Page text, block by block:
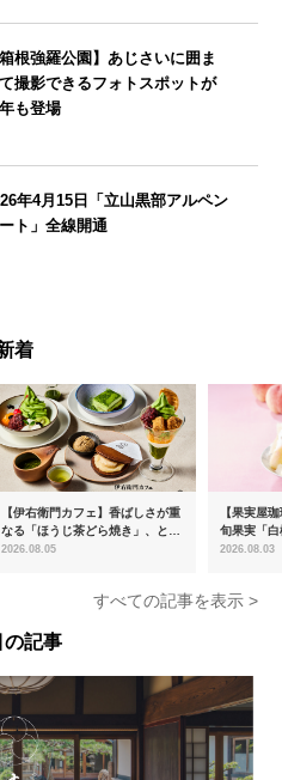
箱根強羅公園】あじさいに囲ま
撮影できるフォトスポットが
も登場
年4月15日「立山黒部アルペン
ト」全線開通
着
【伊右衛門カフェ】香ばしさが重
なる「ほうじ茶どら焼き」、とろ
ける「宇治抹茶ティラミス」が新
2026.08.05
【果実屋
旬果実「
限定販売
2026.08.03
すべての記事を表示 >
の記事